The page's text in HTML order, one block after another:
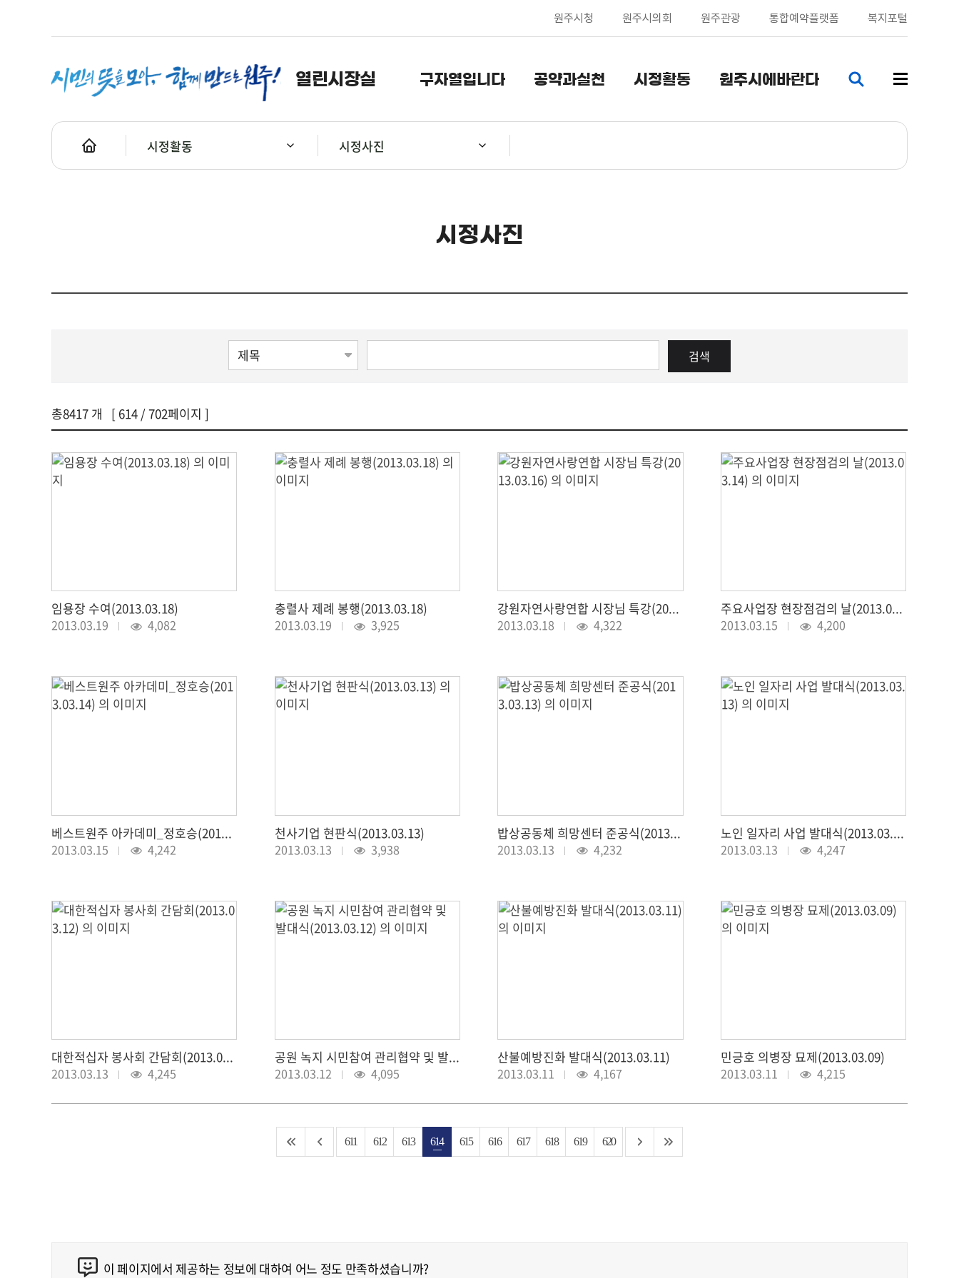
원주시청 원주시의회 원주관광 통합예약플랫폼 복지포털
열린시장실 구자열입니다 공약과실천 시정활동 원주시에바란다
시정활동 시정사진
시정사진
총8417 개 [ 614 / 702페이지 ]
임용장 수여(2013.03.18)
2013.03.19 4,082
충렬사 제례 봉행(2013.03.18)
2013.03.19 3,925
강원자연사랑연합 시장님 특강(2013.03.16)
2013.03.18 4,322
주요사업장 현장점검의 날(2013.03.14)
2013.03.15 4,200
베스트원주 아카데미_정호승(2013.03.14)
2013.03.15 4,242
천사기업 현판식(2013.03.13)
2013.03.13 3,938
밥상공동체 희망센터 준공식(2013.03.13)
2013.03.13 4,232
노인 일자리 사업 발대식(2013.03.13)
2013.03.13 4,247
대한적십자 봉사회 간담회(2013.03.12)
2013.03.13 4,245
공원 녹지 시민참여 관리협약 및 발대식(2013.03.12)
2013.03.12 4,095
산불예방진화 발대식(2013.03.11)
2013.03.11 4,167
민긍호 의병장 묘제(2013.03.09)
2013.03.11 4,215
611 612 613 614 615 616 617 618 619 620
이 페이지에서 제공하는 정보에 대하여 어느 정도 만족하셨습니까?